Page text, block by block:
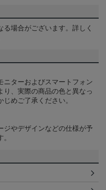
場合がございます。詳しく
ニターおよびスマートフォン
り、実際の商品の色と異なっ
めご了承ください。
ジやデザインなどの仕様が予